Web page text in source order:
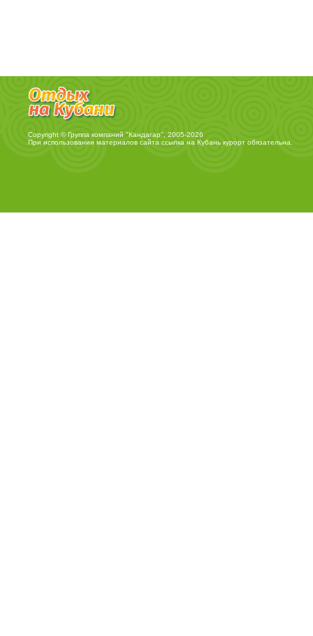
Copyright © Группа компаний "Кандагар", 2005-2026
При использовании материалов сайта ссылка на Кубань курортобязательна.